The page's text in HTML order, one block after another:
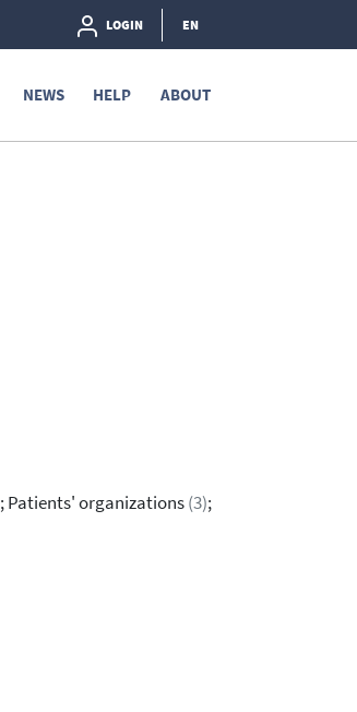
LOGIN EN
NEWS HELP ABOUT
; Patients' organizations(3);